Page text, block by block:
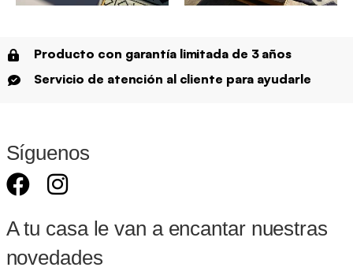
Producto con garantía limitada de 3 años
Servicio de atención al cliente para ayudarle
Síguenos
A tu casa le van a encantar nuestras
novedades